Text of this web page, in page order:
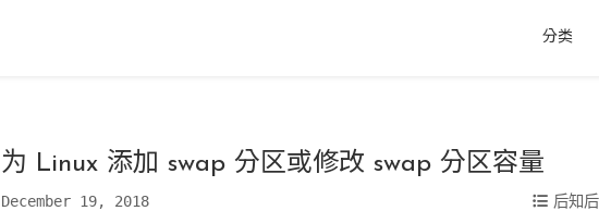
分类
为 Linux 添加 swap 分区或修改 swap 分区容量
December 19, 2018 后知